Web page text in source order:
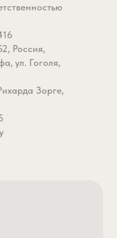
Россия,
ул. Гоголя,
Зорге,